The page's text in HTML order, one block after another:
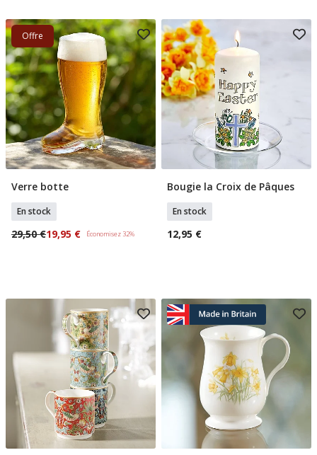
Offre
Ajouter Au Panier
Verre botte
En stock
29,50 €19,95 € Économisez 32%
Ajouter Au Panier
Bougie la Croix de Pâques
En stock
12,95 €